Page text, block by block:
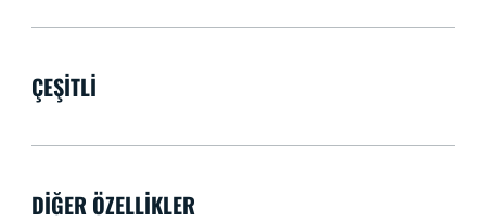
ÇEŞITLI
DIĞER ÖZELLIKLER